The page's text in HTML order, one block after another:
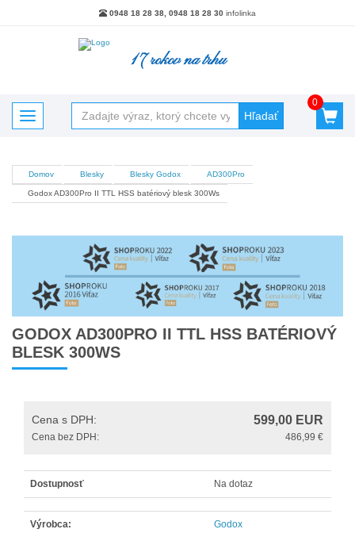
0948 18 28 38, 0948 18 28 30 infolinka
17 rokov na trhu
Toggle navigation Hľadať
0
Kategórie
Akciový tovar
Batérie, nabíjačky, powerbanky
Blesky - Príslušenstvo
Brašne Batohy Púzdra
Čistenie optiky a snímačov
Diaľkové a káblové spúšte
Fotorekvizity
Krytky na objektívy
Domov Blesky Blesky Godox AD300Pro
Godox AD300Pro II TTL HSS batériový blesk 300Ws
GODOX AD300PRO II TTL HSS BATÉRIOVÝ
BLESK 300WS
Cena s DPH: 599,00 EUR
Cena bez DPH: 486,99 €
Dostupnosť Na dotaz
Výrobca: Godox